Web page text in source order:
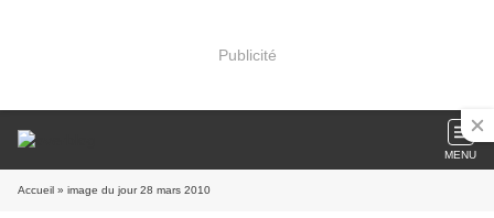
Publicité
MENU
Accueil » image du jour 28 mars 2010